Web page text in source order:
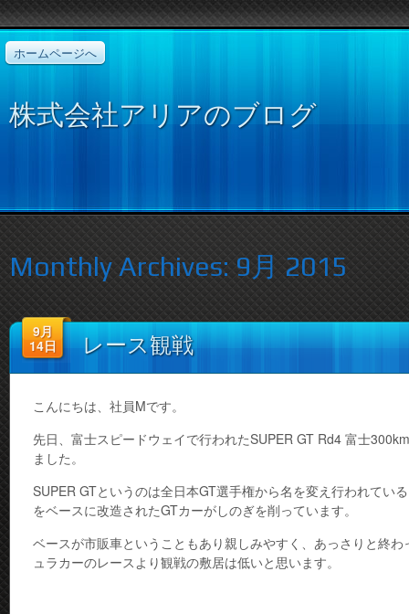
株式会社アリアのブログ
ホームページへ
Monthly Archives: 9月 2015
9月
14日
レース観戦
こんにちは、社員Mです。
先日、富士スピードウェイで行われたSUPER GT Rd4 富士
ました。
SUPER GTというのは全日本GT選手権から名を変え行われてい
をベースに改造されたGTカーがしのぎを削っています。
ベースが市販車ということもあり親しみやすく、あっさりと終
ュラカーのレースより観戦の敷居は低いと思います。